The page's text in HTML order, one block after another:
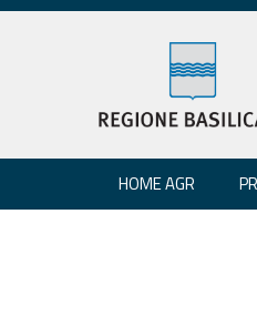
HOME AGR